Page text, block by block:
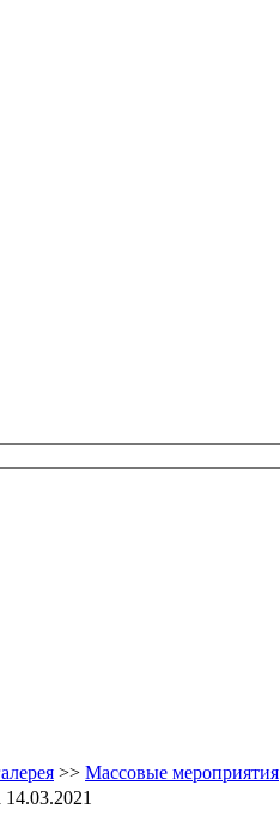
>> Массовые мероприятия